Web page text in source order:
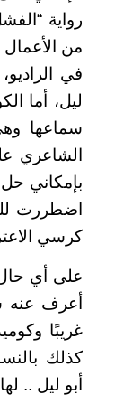
رواية
من
في
ليل، أما
سماعها
الشاعري
بإمكاني
اضطررت
كرسي
على أي
أعرف عنه
غريبًا
كذلك
أبو ليل ..